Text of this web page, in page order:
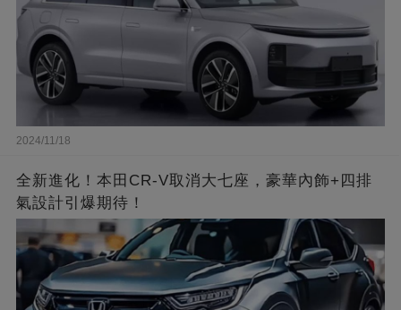
2024/11/18
全新進化！本田CR-V取消大七座，豪華內飾+四排
氣設計引爆期待！